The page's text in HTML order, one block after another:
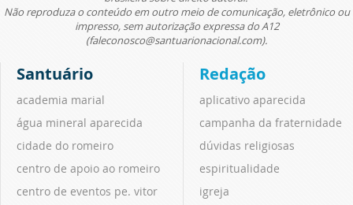
Não reproduza o conteúdo em outro meio de comunicação, eletrônico ou
impresso, sem autorização expressa do A12
(faleconosco@santuarionacional.com).
Santuário
academia marial
água mineral aparecida
cidade do romeiro
centro de apoio ao romeiro
centro de eventos pe. vitor
Redação
aplicativo aparecida
campanha da fraternidade
dúvidas religiosas
espiritualidade
igreja